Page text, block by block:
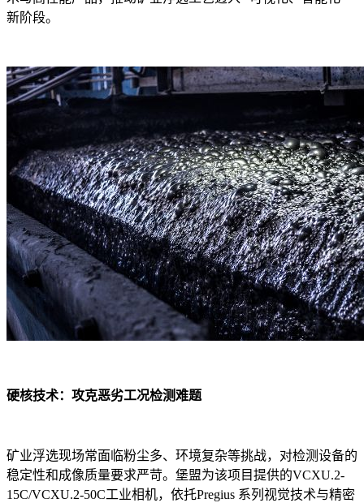
新阶段。
硬核技术：攻克恶劣工况检测难题
矿业浮选现场常面临粉尘多、环境复杂等挑战，对检测设备的
稳定性和成像质量要求严苛。堡盟为该项目提供的VCXU.2-
15C/VCXU.2-50C工业相机，依托Pregius 系列视觉技术与精密